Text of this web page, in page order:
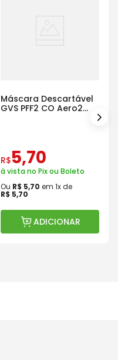
Máscara Descartável
GVS PFF2 CO Aero2
R$5,70
à vista no Pix ou Boleto
Ou R$ 5,70 em 1x de
R$ 5,70
ADICIONAR